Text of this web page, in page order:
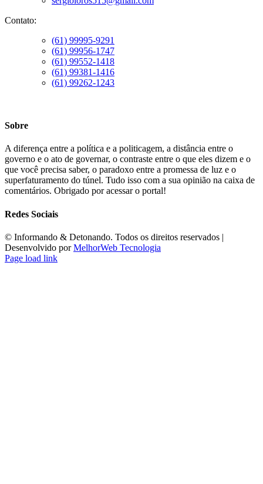
Contato:
(61) 99995-9291
(61) 99956-1747
(61) 99552-1418
(61) 99381-1416
(61) 99262-1243
Sobre
A diferença entre a política e a politicagem, a distância entre o
governo e o ato de governar, o contraste entre o que eles dizem e o
que você precisa saber, o paradoxo entre a promessa de luz e o
superfaturamento do túnel. Tudo isso com a sua opinião na caixa de
comentários. Obrigado por acessar o portal!
Redes Sociais
©️ Informando & Detonando. Todos os direitos reservados |
Desenvolvido porMelhorWeb Tecnologia
Page load link